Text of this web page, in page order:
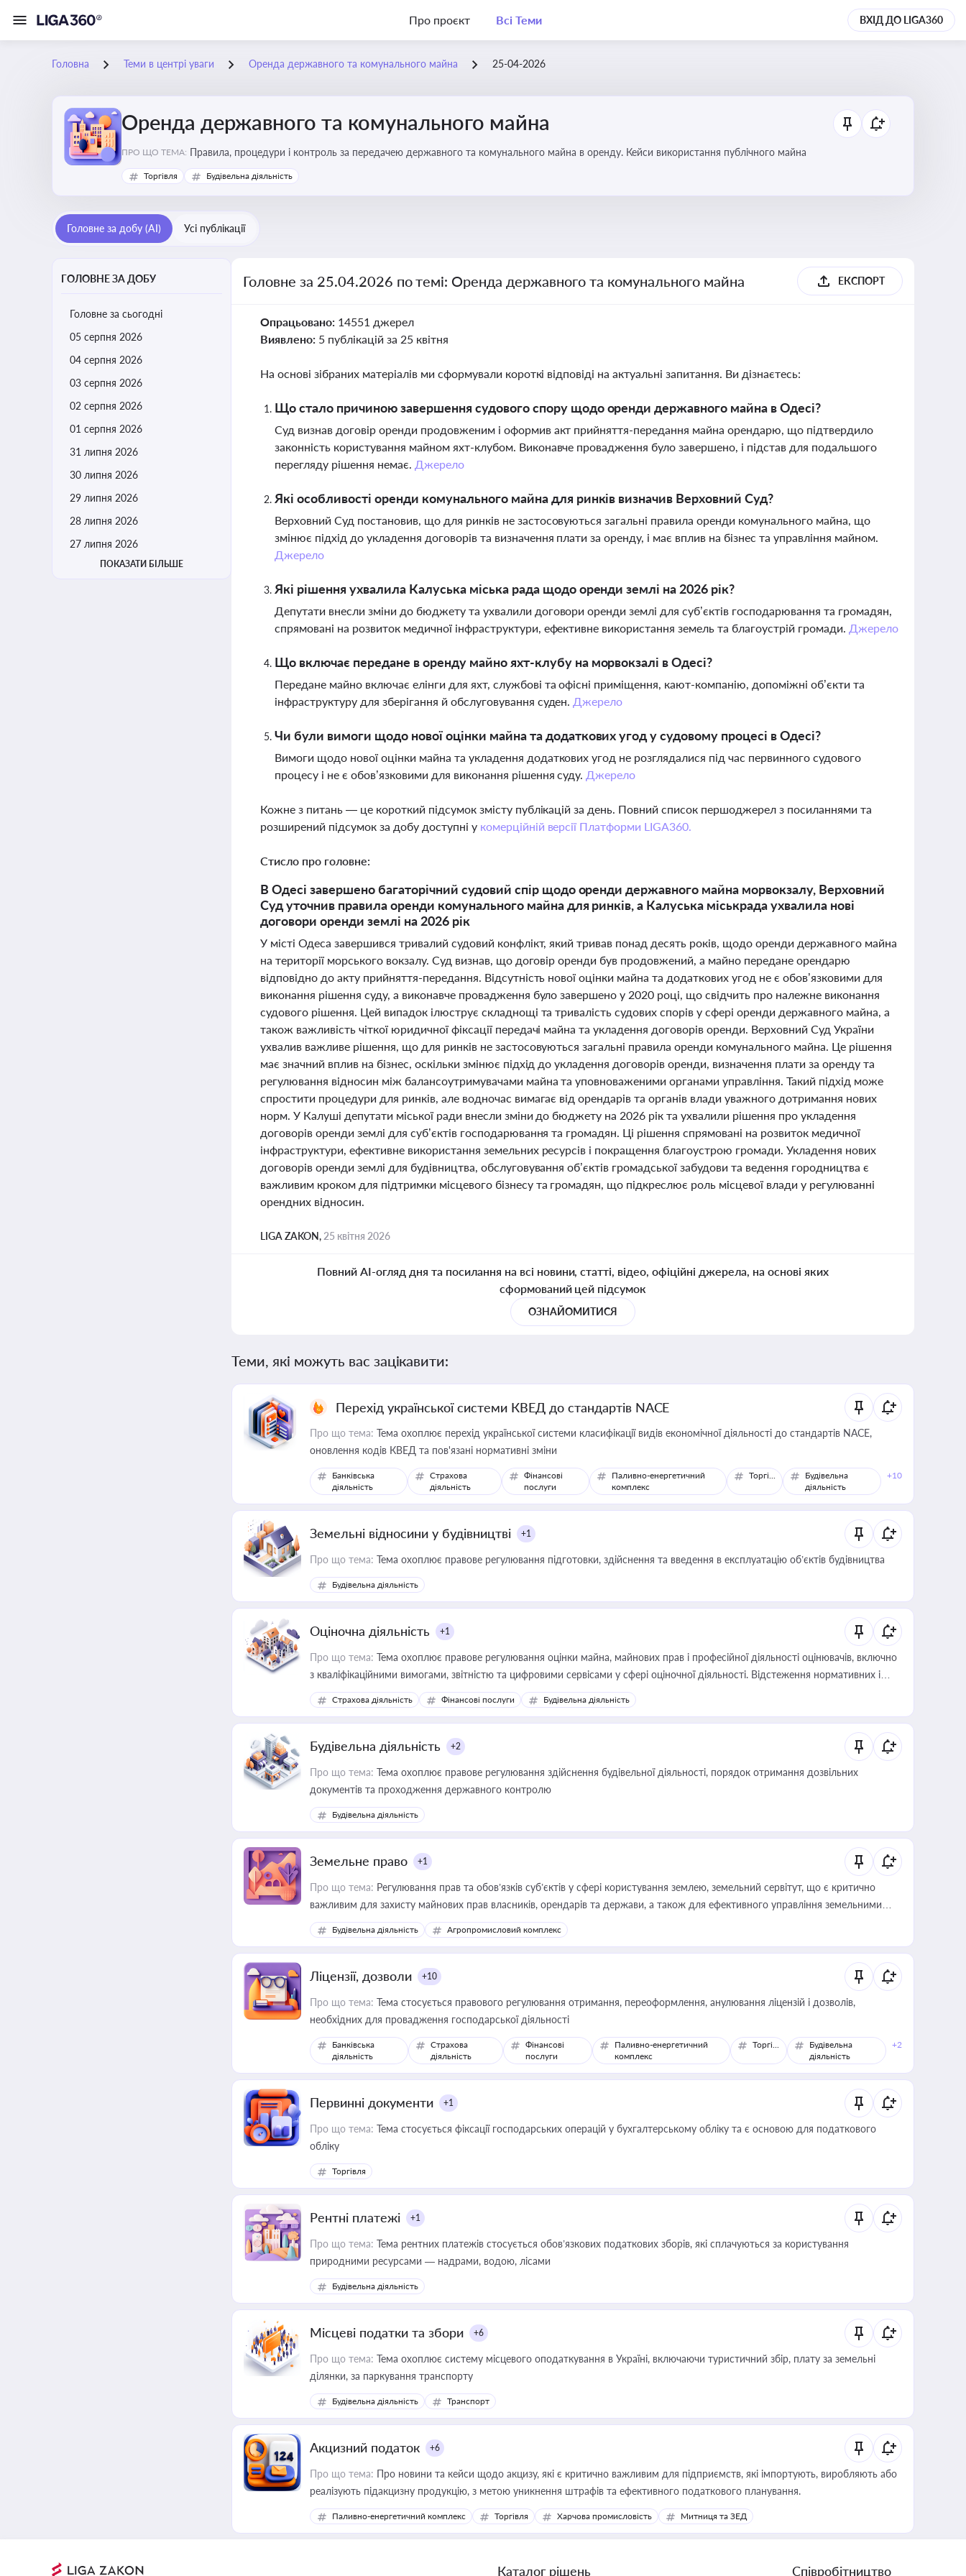
Про проєкт Всі Теми ВХІД ДО LIGA360
Головна Теми в центрі уваги Оренда державного та комунального майна 25-04-2026
Оренда державного та комунального майна
ПРО ЩО ТЕМА: Правила, процедури і контроль за передачею державного та комунального майна в оренду. Кейси використання публічного майна
Торгівля Будівельна діяльність
Головне за добу (AI) Усі публікації
ГОЛОВНЕ ЗА ДОБУ
Головне за сьогодні
05 серпня 2026
04 серпня 2026
03 серпня 2026
02 серпня 2026
01 серпня 2026
31 липня 2026
30 липня 2026
29 липня 2026
28 липня 2026
27 липня 2026
ПОКАЗАТИ БІЛЬШЕ
Головне за 25.04.2026 по темі: Оренда державного та комунального майна ЕКСПОРТ
Опрацьовано: 14551 джерел
Виявлено: 5 публікацій за 25 квітня
На основі зібраних матеріалів ми сформували короткі відповіді на актуальні запитання. Ви дізнаєтесь:
Що стало причиною завершення судового спору щодо оренди державного майна в Одесі?
Суд визнав договір оренди продовженим і оформив акт прийняття-передання майна орендарю, що підтвердило
законність користування майном яхт-клубом. Виконавче провадження було завершено, і підстав для подальшого
перегляду рішення немає. Джерело
Які особливості оренди комунального майна для ринків визначив Верховний Суд?
Верховний Суд постановив, що для ринків не застосовуються загальні правила оренди комунального майна, що
змінює підхід до укладення договорів та визначення плати за оренду, і має вплив на бізнес та управління майном.
Джерело
Які рішення ухвалила Калуська міська рада щодо оренди землі на 2026 рік?
Депутати внесли зміни до бюджету та ухвалили договори оренди землі для суб’єктів господарювання та громадян,
спрямовані на розвиток медичної інфраструктури, ефективне використання земель та благоустрій громади. Джерело
Що включає передане в оренду майно яхт-клубу на морвокзалі в Одесі?
Передане майно включає елінги для яхт, службові та офісні приміщення, кают-компанію, допоміжні об’єкти та
інфраструктуру для зберігання й обслуговування суден. Джерело
Чи були вимоги щодо нової оцінки майна та додаткових угод у судовому процесі в Одесі?
Вимоги щодо нової оцінки майна та укладення додаткових угод не розглядалися під час первинного судового
процесу і не є обов’язковими для виконання рішення суду. Джерело
Кожне з питань — це короткий підсумок змісту публікацій за день. Повний список першоджерел з посиланнями та
розширений підсумок за добу доступні у комерційній версії Платформи LIGA360.
Стисло про головне:
В Одесі завершено багаторічний судовий спір щодо оренди державного майна морвокзалу, Верховний
Суд уточнив правила оренди комунального майна для ринків, а Калуська міськрада ухвалила нові
договори оренди землі на 2026 рік
У місті Одеса завершився тривалий судовий конфлікт, який тривав понад десять років, щодо оренди державного майна
на території морського вокзалу. Суд визнав, що договір оренди був продовжений, а майно передане орендарю
відповідно до акту прийняття-передання. Відсутність нової оцінки майна та додаткових угод не є обов’язковими для
виконання рішення суду, а виконавче провадження було завершено у 2020 році, що свідчить про належне виконання
судового рішення. Цей випадок ілюструє складнощі та тривалість судових спорів у сфері оренди державного майна, а
також важливість чіткої юридичної фіксації передачі майна та укладення договорів оренди. Верховний Суд України
ухвалив важливе рішення, що для ринків не застосовуються загальні правила оренди комунального майна. Це рішення
має значний вплив на бізнес, оскільки змінює підхід до укладення договорів оренди, визначення плати за оренду та
регулювання відносин між балансоутримувачами майна та уповноваженими органами управління. Такий підхід може
спростити процедури для ринків, але водночас вимагає від орендарів та органів влади уважного дотримання нових
норм. У Калуші депутати міської ради внесли зміни до бюджету на 2026 рік та ухвалили рішення про укладення
договорів оренди землі для суб’єктів господарювання та громадян. Ці рішення спрямовані на розвиток медичної
інфраструктури, ефективне використання земельних ресурсів і покращення благоустрою громади. Укладення нових
договорів оренди землі для будівництва, обслуговування об’єктів громадської забудови та ведення городництва є
важливим кроком для підтримки місцевого бізнесу та громадян, що підкреслює роль місцевої влади у регулюванні
орендних відносин.
LIGA ZAKON, 25 квітня 2026
Повний AI-огляд дня та посилання на всі новини, статті, відео, офіційні джерела, на основі яких
сформований цей підсумок
ОЗНАЙОМИТИСЯ
Теми, які можуть вас зацікавити:
Перехід української системи КВЕД до стандартів NACE
Про що тема: Тема охоплює перехід української системи класифікації видів економічної діяльності до стандартів NACE,
оновлення кодів КВЕД та пов'язані нормативні зміни
Банківська
діяльність
Страхова
діяльність
Фінансові
послуги
Паливно-енергетичний
комплекс
Торгівля
Будівельна
діяльність
+10
Земельні відносини у будівництві +1
Про що тема: Тема охоплює правове регулювання підготовки, здійснення та введення в експлуатацію об’єктів будівництва
Будівельна діяльність
Оціночна діяльність +1
Про що тема: Тема охоплює правове регулювання оцінки майна, майнових прав і професійної діяльності оцінювачів, включно
з кваліфікаційними вимогами, звітністю та цифровими сервісами у сфері оціночної діяльності. Відстеження нормативних і
медійних змін у цій сфері корисне для власника бізнесу, керівника, юриста або бухгалтера під час оподаткування,
приватизації, оренди державного майна, корпоративних угод і перевірки статусу суб'єктів оціночної діяльності
Страхова діяльність Фінансові послуги Будівельна діяльність
Будівельна діяльність +2
Про що тема: Тема охоплює правове регулювання здійснення будівельної діяльності, порядок отримання дозвільних
документів та проходження державного контролю
Будівельна діяльність
Земельне право +1
Про що тема: Регулювання прав та обов’язків суб’єктів у сфері користування землею, земельний сервітут, що є критично
важливим для захисту майнових прав власників, орендарів та держави, а також для ефективного управління земельними
ресурсами
Будівельна діяльність Агропромисловий комплекс
Ліцензії, дозволи +10
Про що тема: Тема стосується правового регулювання отримання, переоформлення, анулювання ліцензій і дозволів,
необхідних для провадження господарської діяльності
Банківська
діяльність
Страхова
діяльність
Фінансові
послуги
Паливно-енергетичний
комплекс
Торгівля
Будівельна
діяльність
+2
Первинні документи +1
Про що тема: Тема стосується фіксації господарських операцій у бухгалтерському обліку та є основою для податкового
обліку
Торгівля
Рентні платежі +1
Про що тема: Тема рентних платежів стосується обов’язкових податкових зборів, які сплачуються за користування
природними ресурсами — надрами, водою, лісами
Будівельна діяльність
Місцеві податки та збори +6
Про що тема: Тема охоплює систему місцевого оподаткування в Україні, включаючи туристичний збір, плату за земельні
ділянки, за паркування транспорту
Будівельна діяльність Транспорт
Акцизний податок +6
Про що тема: Про новини та кейси щодо акцизу, які є критично важливим для підприємств, які імпортують, виробляють або
реалізують підакцизну продукцію, з метою уникнення штрафів та ефективного податкового планування.
Паливно-енергетичний комплекс Торгівля Харчова промисловість Митниця та ЗЕД
Каталог рішень Співробітництво